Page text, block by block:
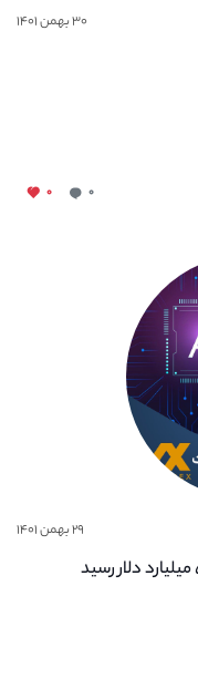
۳۰ بهمن ۱۴۰۱
۰ ۰
۲۹ بهمن ۱۴۰۱